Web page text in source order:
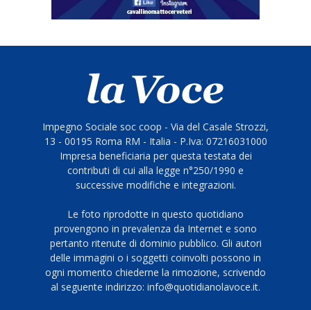
Impegno Sociale soc coop - Via del Casale Strozzi,
13 - 00195 Roma RM - Italia - P.Iva: 07216031000
Impresa beneficiaria per questa testata dei
contributi di cui alla legge n°250/1990 e
successive modifiche e integrazioni.
Le foto riprodotte in questo quotidiano
provengono in prevalenza da Internet e sono
pertanto ritenute di dominio pubblico. Gli autori
delle immagini o i soggetti coinvolti possono in
ogni momento chiederne la rimozione, scrivendo
al seguente indirizzo: info@quotidianolavoce.it.